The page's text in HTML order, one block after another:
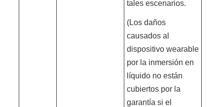
tales escenarios.
(Los daños
causados al
dispositivo wearable
por la inmersión en
líquido no están
cubiertos por la
garantía si el